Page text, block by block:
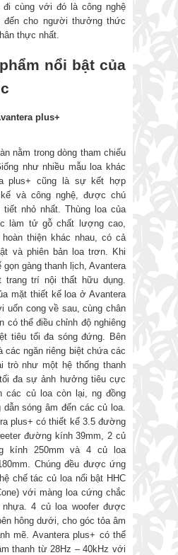
cùng với đó là công nghệ
đến cho người thưởng thức
thực nhất.
nổi bật của
plus+
nằm trong dòng tham chiếu
như nhiều mẫu loa khác
plus+ cũng là sự kết hợp
và công nghệ, được chú
nhỏ nhất. Thùng loa của
làm tử gỗ chất lượng cao,
thiện khác nhau, có cả
và phiên bản loa trơn. Khi
gàng thanh lịch, Avantera
trí nội thất hữu dụng.
mặt thiết kế loa ở Avantera
uốn cong về sau, cùng chân
có thể điều chỉnh độ nghiêng
tiêu tối đa sóng đứng. Bên
các ngăn riêng biệt chứa các
trò như một hệ thống thanh
đa sự ảnh hưởng tiêu cực
các củ loa còn lại, ng đồng
sóng âm đến các củ loa.
plus+ có thiết kế 3.5 đường
đường kính 39mm, 2 củ
kính 250mm và 4 củ loa
Chúng đều được ứng
chế tác củ loa nổi bật HHC
với màng loa cứng chắc
4 củ loa woofer được
hông dưới, cho góc tỏa âm
mẽ. Avantera plus+ có thể
thanh từ 28Hz – 40kHz với